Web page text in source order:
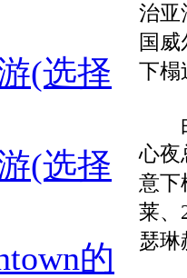
(选择
(选择
的
治亚
国
下榻
由
心夜
意下
莱、
瑟